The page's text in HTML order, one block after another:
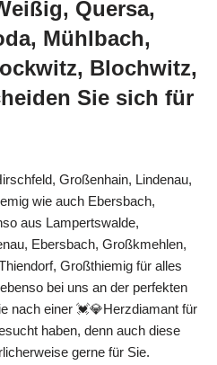
Quersa,
Mühlbach,
Blochwitz,
Sie sich für
Großenhain, Lindenau,
wie auch Ebersbach,
aus Lampertswalde,
Ebersbach, Großkmehlen,
Großthiemig für alles
bei uns an der perfekten
nach einer 💓️💎Herzdiamant für
haben, denn auch diese
gerne für Sie.